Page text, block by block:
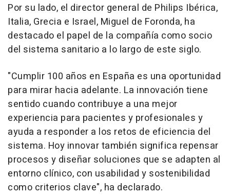
Por su lado, el director general de Philips Ibérica,
Italia, Grecia e Israel, Miguel de Foronda, ha
destacado el papel de la compañía como socio
del sistema sanitario a lo largo de este siglo.
"Cumplir 100 años en España es una oportunidad
para mirar hacia adelante. La innovación tiene
sentido cuando contribuye a una mejor
experiencia para pacientes y profesionales y
ayuda a responder a los retos de eficiencia del
sistema. Hoy innovar también significa repensar
procesos y diseñar soluciones que se adapten al
entorno clínico, con usabilidad y sostenibilidad
como criterios clave", ha declarado.